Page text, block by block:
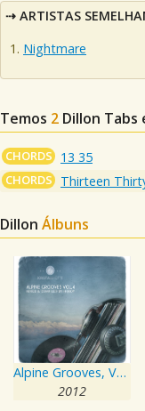
ARTISTAS
Nightmare
Temos 2 Dillon Tabs
CHORDS 13 35
CHORDS Thirteen
Dillon Álbuns
Alpine Grooves, Vol. 4
2012